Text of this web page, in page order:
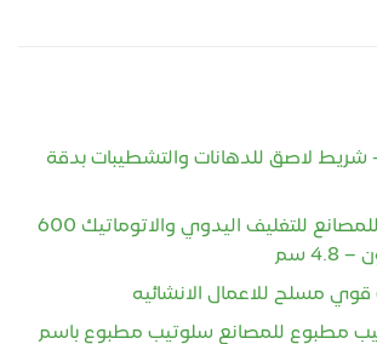
لاصق للدهانات والتشطيبات بدقة
سلوتب شفاف للمصانع للتغليف اليدوي والاتوماتيك 600
مسلح للاعمال الانشائيه
مطبوع للمصانع سلوتيب مطبوع باسم